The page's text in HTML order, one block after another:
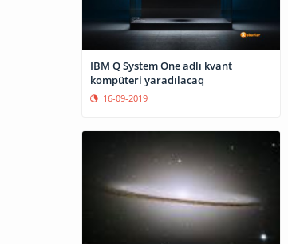
IBM Q System One adlı kvant
kompüteri yaradılacaq
16-09-2019